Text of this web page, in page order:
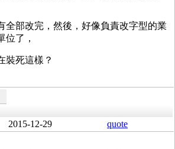
全部改完，然後，好像負責改字型的業
位了，
裝死這樣？
2015-12-29 quote